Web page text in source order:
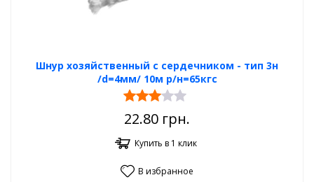
Шнур хозяйственный с сердечником - тип 3н
/d=4мм/ 10м р/н=65кгс
22.80 грн.
Купить в 1 клик
В избранное